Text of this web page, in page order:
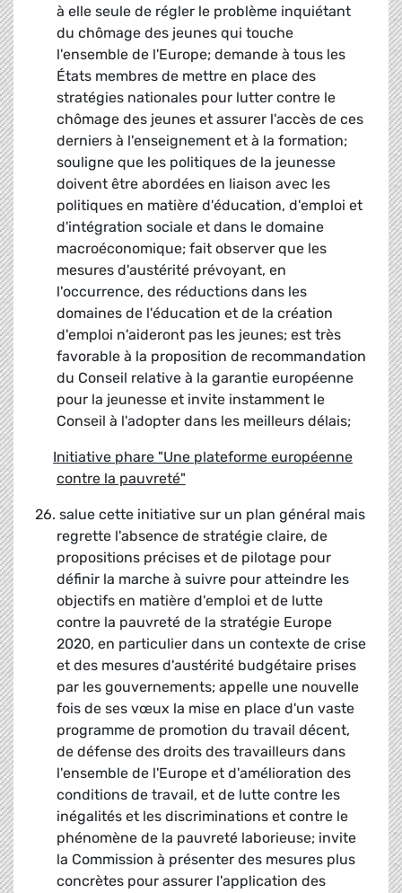
à elle seule de régler le problème inquiétant
du chômage des jeunes qui touche
l'ensemble de l'Europe; demande à tous les
États membres de mettre en place des
stratégies nationales pour lutter contre le
chômage des jeunes et assurer l'accès de ces
derniers à l'enseignement et à la formation;
souligne que les politiques de la jeunesse
doivent être abordées en liaison avec les
politiques en matière d'éducation, d'emploi et
d'intégration sociale et dans le domaine
macroéconomique; fait observer que les
mesures d'austérité prévoyant, en
l'occurrence, des réductions dans les
domaines de l'éducation et de la création
d'emploi n'aideront pas les jeunes; est très
favorable à la proposition de recommandation
du Conseil relative à la garantie européenne
pour la jeunesse et invite instamment le
Conseil à l'adopter dans les meilleurs délais;
Initiative phare "Une plateforme européenne
contre la pauvreté"
26. salue cette initiative sur un plan général mais
regrette l'absence de stratégie claire, de
propositions précises et de pilotage pour
définir la marche à suivre pour atteindre les
objectifs en matière d'emploi et de lutte
contre la pauvreté de la stratégie Europe
2020, en particulier dans un contexte de crise
et des mesures d'austérité budgétaire prises
par les gouvernements; appelle une nouvelle
fois de ses vœux la mise en place d'un vaste
programme de promotion du travail décent,
de défense des droits des travailleurs dans
l'ensemble de l'Europe et d'amélioration des
conditions de travail, et de lutte contre les
inégalités et les discriminations et contre le
phénomène de la pauvreté laborieuse; invite
la Commission à présenter des mesures plus
concrètes pour assurer l'application des